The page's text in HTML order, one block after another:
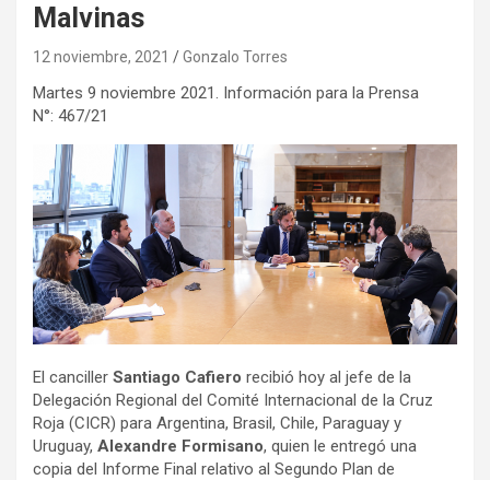
Malvinas
12 noviembre, 2021 Gonzalo Torres
Martes 9 noviembre 2021. Información para la Prensa
N°: 467/21
El canciller Santiago Cafiero recibió hoy al jefe de la
Delegación Regional del Comité Internacional de la Cruz
Roja (CICR) para Argentina, Brasil, Chile, Paraguay y
Uruguay, Alexandre Formisano, quien le entregó una
copia del Informe Final relativo al Segundo Plan de